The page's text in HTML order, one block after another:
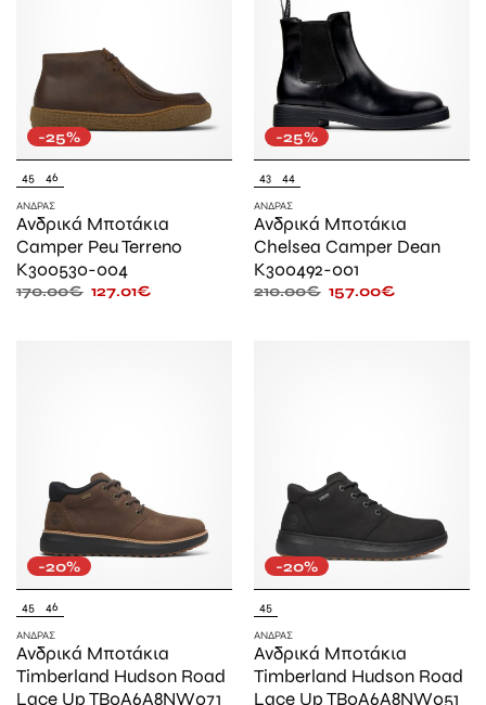
-25%
45 46
ΆΝΔΡΑΣ
Ανδρικά Μποτάκια
Camper Peu Terreno
K300530-004
170.00€ 127.01€
-25%
43 44
ΆΝΔΡΑΣ
Ανδρικά Μποτάκια
Chelsea Camper Dean
K300492-001
210.00€ 157.00€
-20%
45 46
ΆΝΔΡΑΣ
Ανδρικά Μποτάκια
Timberland Hudson Road
Lace Up TB0A6A8NW071
-20%
45
ΆΝΔΡΑΣ
Ανδρικά Μποτάκια
Timberland Hudson Road
Lace Up TB0A6A8NW051